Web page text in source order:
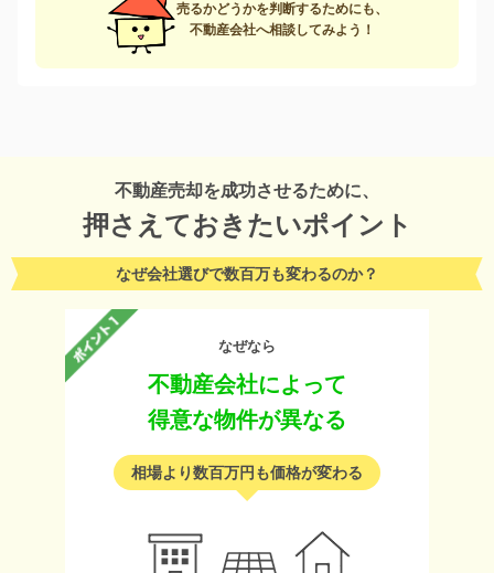
売るかどうかを判断するためにも、
不動産会社へ相談してみよう！
不動産売却を成功させるために、
押さえておきたいポイント
なぜ会社選びで数百万も変わるのか？
なぜなら
不動産会社によって
得意な物件が異なる
相場より数百万円も価格が変わる